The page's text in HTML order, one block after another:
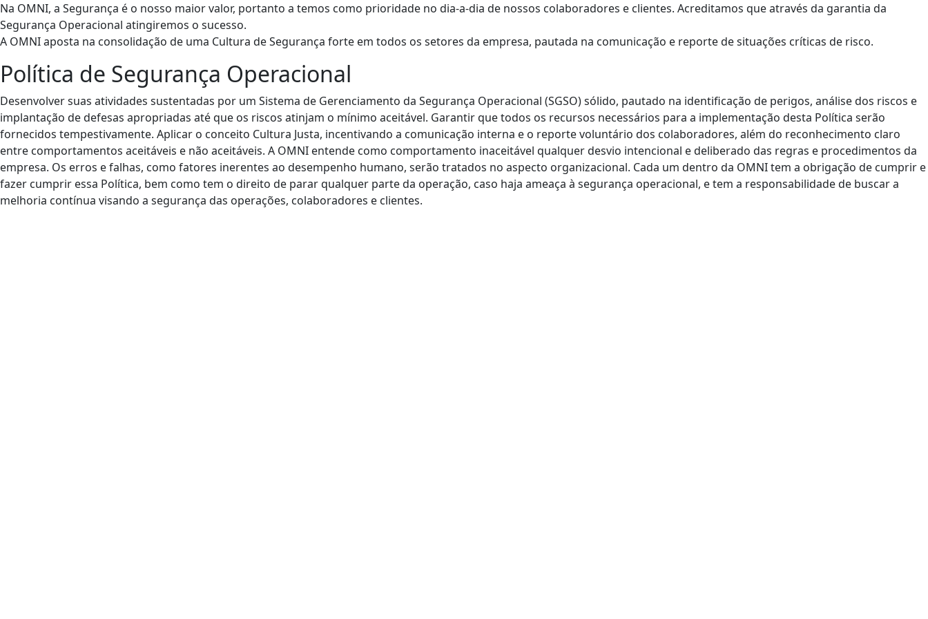
Na OMNI, a Segurança é o nosso maior valor, portanto a temos como prioridade no dia-a-dia de nossos colaboradores e clientes. Acreditamos que através da garantia da
Segurança Operacional atingiremos o sucesso.
A OMNI aposta na consolidação de uma Cultura de Segurança forte em todos os setores da empresa, pautada na comunicação e reporte de situações críticas de risco.
Política de Segurança Operacional
Desenvolver suas atividades sustentadas por um Sistema de Gerenciamento da Segurança Operacional (SGSO) sólido, pautado na identificação de perigos, análise dos riscos e
implantação de defesas apropriadas até que os riscos atinjam o mínimo aceitável. Garantir que todos os recursos necessários para a implementação desta Política serão
fornecidos tempestivamente. Aplicar o conceito Cultura Justa, incentivando a comunicação interna e o reporte voluntário dos colaboradores, além do reconhecimento claro
entre comportamentos aceitáveis e não aceitáveis. A OMNI entende como comportamento inaceitável qualquer desvio intencional e deliberado das regras e procedimentos da
empresa. Os erros e falhas, como fatores inerentes ao desempenho humano, serão tratados no aspecto organizacional. Cada um dentro da OMNI tem a obrigação de cumprir e
fazer cumprir essa Política, bem como tem o direito de parar qualquer parte da operação, caso haja ameaça à segurança operacional, e tem a responsabilidade de buscar a
melhoria contínua visando a segurança das operações, colaboradores e clientes.